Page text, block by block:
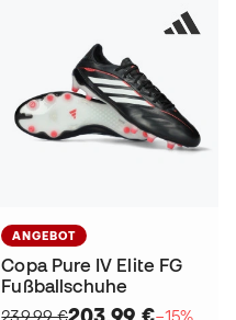
ANGEBOT
Copa Pure IV Elite FG
Fußballschuhe
239,99 €
−15%